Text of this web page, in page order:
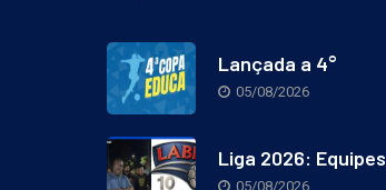
Lançada a 4°
05/08/2026
Liga 2026: Equipes
05/08/2026